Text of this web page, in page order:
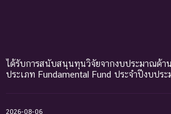
ได้รับการสนับสนุนทุนวิจัยจากงบประมาณด้า
ประเภท Fundamental Fund ประจำปีงบปร
2026-08-06